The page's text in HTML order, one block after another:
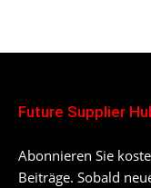
Future Supplier
Abonnieren Sie
Beiträge. Sobald